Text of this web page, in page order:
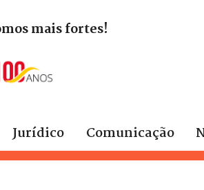
mais fortes!
Jurídico Comunicação